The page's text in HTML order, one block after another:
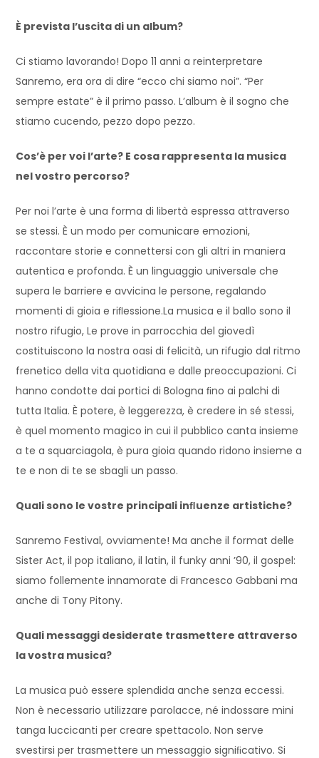
È prevista l’uscita di un album?
Ci stiamo lavorando! Dopo 11 anni a reinterpretare
Sanremo, era ora di dire “ecco chi siamo noi”. “Per
sempre estate” è il primo passo. L’album è il sogno che
stiamo cucendo, pezzo dopo pezzo.
Cos’è per voi l’arte? E cosa rappresenta la musica
nel vostro percorso?
Per noi l’arte è una forma di libertà espressa attraverso
se stessi. È un modo per comunicare emozioni,
raccontare storie e connettersi con gli altri in maniera
autentica e profonda. È un linguaggio universale che
supera le barriere e avvicina le persone, regalando
momenti di gioia e riﬂessione.La musica e il ballo sono il
nostro rifugio, Le prove in parrocchia del giovedì
costituiscono la nostra oasi di felicità, un rifugio dal ritmo
frenetico della vita quotidiana e dalle preoccupazioni. Ci
hanno condotte dai portici di Bologna ﬁno ai palchi di
tutta Italia. È potere, è leggerezza, è credere in sé stessi,
è quel momento magico in cui il pubblico canta insieme
a te a squarciagola, è pura gioia quando ridono insieme a
te e non di te se sbagli un passo.
Quali sono le vostre principali inﬂuenze artistiche?
Sanremo Festival, ovviamente! Ma anche il format delle
Sister Act, il pop italiano, il latin, il funky anni ’90, il gospel:
siamo follemente innamorate di Francesco Gabbani ma
anche di Tony Pitony.
Quali messaggi desiderate trasmettere attraverso
la vostra musica?
La musica può essere splendida anche senza eccessi.
Non è necessario utilizzare parolacce, né indossare mini
tanga luccicanti per creare spettacolo. Non serve
svestirsi per trasmettere un messaggio signiﬁcativo. Si